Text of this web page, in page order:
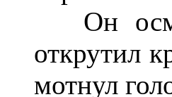
Он
открутил
мотнул гол